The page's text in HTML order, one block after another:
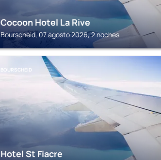
Cocoon Hotel La Rive
Bourscheid, 07 agosto 2026, 2 noches
BOURSCHEID
Hotel St Fiacre